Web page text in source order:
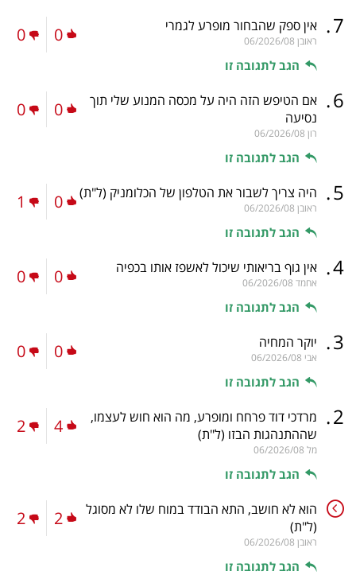
7
. אין ספק שהבחור מופרע לגמרי
ראובן 06/2026/08
הגב לתגובה זו
0
0
6
. אם הטיפש הזה היה על מכסה המנוע שלי תוך
נסיעה
רון 06/2026/08
הגב לתגובה זו
0
0
5
. היה צריך לשבור את הטלפון של הכלומניק (ל"ת)
ראובן 06/2026/08
הגב לתגובה זו
0
1
4
. אין גוף בריאותי שיכול לאשפז אותו בכפיה
אחמד 06/2026/08
הגב לתגובה זו
0
0
3
. יוקר המחיה
אבי 06/2026/08
הגב לתגובה זו
0
0
2
. מרדכי דוד פרחח ומופרע, מה הוא חוש לעצמו,
שההתנהגות הבזו (ל"ת)
מל 06/2026/08
הגב לתגובה זו
4
2
הוא לא חושב, התא הבודד במוח שלו לא מסוגל
(ל"ת)
ראובן 06/2026/08
הגב לתגובה זו
2
2